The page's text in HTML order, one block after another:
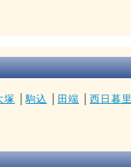
塚 駒込 田端 西日暮里